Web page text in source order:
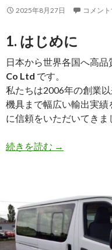
ビ
へ
輸
出
し
ま
し
た
2025年8月27日 コメン
1. はじめに
日本から世界各国へ高
Co Ltd です。
私たちは2006年の創業
機具まで幅広い輸出実
に信頼をいただいてきま
続きを読む
【買
日
産
セ
レ
→